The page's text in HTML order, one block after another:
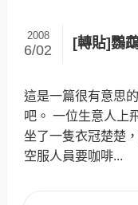
[轉貼]鸚
2008
6/02
這是一篇很有意思
吧。 一位生意人上
坐了一隻衣冠楚楚
空服人員要咖啡...